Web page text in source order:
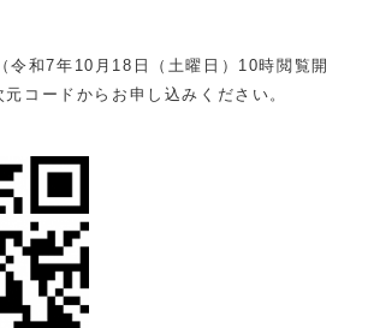
（令和7年10月18日（土曜日）10時閲覧開
コードからお申し込みください。